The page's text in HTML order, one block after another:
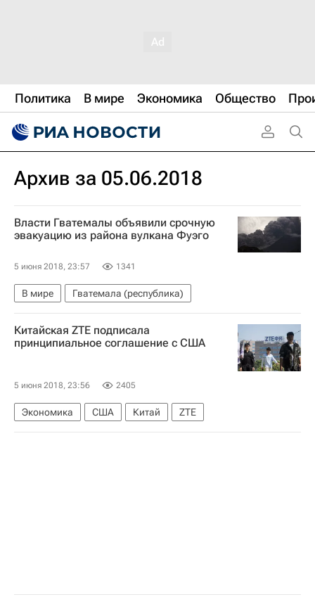
Политика В мире Экономика Общество
Архив за 05.06.2018
Власти Гватемалы объявили срочную
эвакуацию из района вулкана Фуэго
5 июня 2018, 23:57 1341
В мире Гватемала (республика)
Китайская ZTE подписала
принципиальное соглашение с США
5 июня 2018, 23:56 2405
Экономика США Китай ZTE